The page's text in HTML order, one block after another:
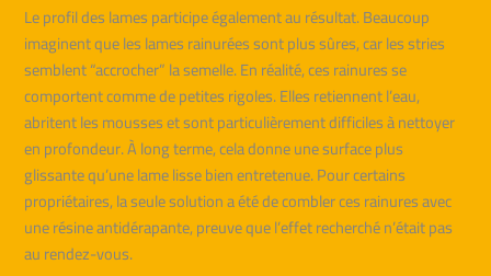
Le profil des lames participe également au résultat. Beaucoup
imaginent que les lames rainurées sont plus sûres, car les stries
semblent “accrocher” la semelle. En réalité, ces rainures se
comportent comme de petites rigoles. Elles retiennent l’eau,
abritent les mousses et sont particulièrement difficiles à nettoyer
en profondeur. À long terme, cela donne une surface plus
glissante qu’une lame lisse bien entretenue. Pour certains
propriétaires, la seule solution a été de combler ces rainures avec
une résine antidérapante, preuve que l’effet recherché n’était pas
au rendez-vous.